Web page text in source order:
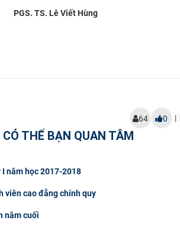
PGS. TS. Lê Viết Hùng
64 0 |
CÓ THỂ BẠN QUAN TÂM
năm học 2017-2018
viên cao đẳng chính quy
năm cuối